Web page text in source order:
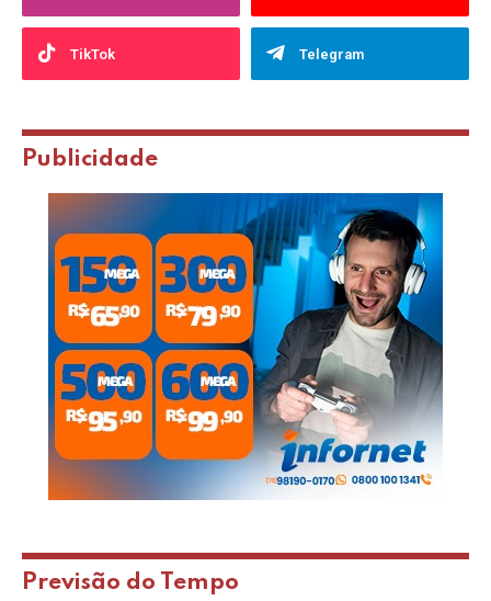
TikTok Telegram
Publicidade
Previsão do Tempo